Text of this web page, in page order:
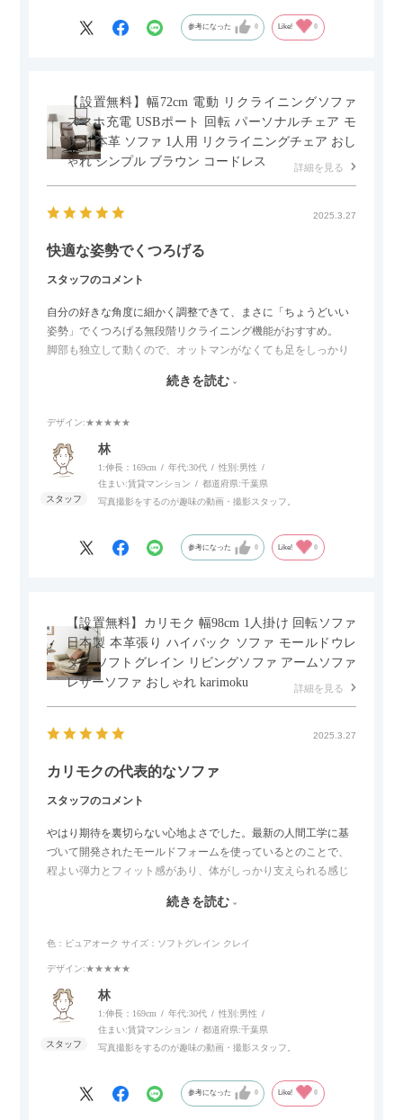
参考になった 0 Like! 0
【設置無料】幅72cm 電動 リクライニングソファ
スマホ充電 USBポート 回転 パーソナルチェア モ
ダン 本革 ソファ 1人用 リクライニングチェア おし
ゃれ シンプル ブラウン コードレス
詳細を見る
2025.3.27
快適な姿勢でくつろげる
スタッフのコメント
自分の好きな角度に細かく調整できて、まさに「ちょうどいい
姿勢」でくつろげる無段階リクライニング機能がおすすめ。
脚部も独立して動くので、オットマンがなくても足をしっかり
スマホやタブレットを充電しながらリラックスできるのが嬉し
個人的にはコードレス＆充電式なので、コンセントの場所を気
にせず、好きな場所に置けるのが画期的に感じました。
続きを読む
デザイン:★★★★★
林
1:伸長：169cm 年代:30代 性別:男性
住まい:賃貸マンション 都道府県:千葉県
写真撮影をするのが趣味の動画・撮影スタッフ。
参考になった 0 Like! 0
【設置無料】カリモク 幅98cm 1人掛け 回転ソファ
日本製 本革張り ハイバック ソファ モールドウレ
タン ソフトグレイン リビングソファ アームソファ
レザーソファ おしゃれ karimoku
詳細を見る
2025.3.27
カリモクの代表的なソファ
スタッフのコメント
やはり期待を裏切らない心地よさでした。最新の人間工学に基
づいて開発されたモールドフォームを使っているとのことで、
程よい弾力とフィット感があり、体がしっかり支えられる感じ
リラックスタイムによさそうでした。回転タイプなので、個人
す。
続きを読む
色：ピュアオーク サイズ：ソフトグレイン クレイ
デザイン:★★★★★
林
1:伸長：169cm 年代:30代 性別:男性
住まい:賃貸マンション 都道府県:千葉県
写真撮影をするのが趣味の動画・撮影スタッフ。
参考になった 0 Like! 0